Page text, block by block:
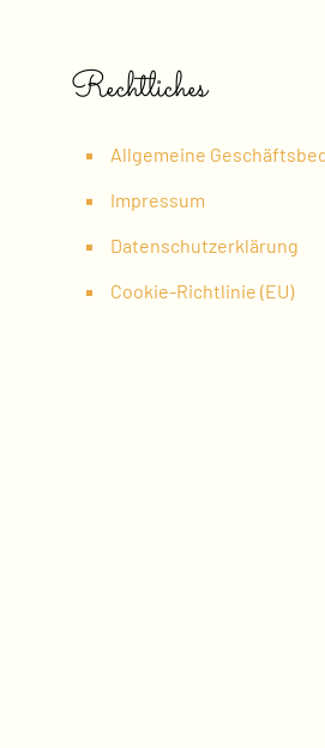
Rechtliches
Allgemeine
Impressum
Datenschutzerklärung
Cookie-Richtlinie (EU)